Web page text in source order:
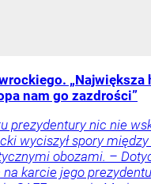
„Największa
nam go zazdrości”
prezydentury nic nie
wyciszył spory
obozami. –
karcie jego